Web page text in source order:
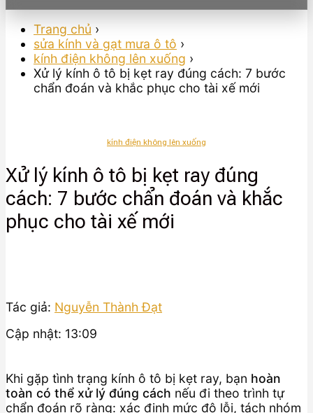
Trang chủ ›
sửa kính và gạt mưa ô tô ›
kính điện không lên xuống ›
Xử lý kính ô tô bị kẹt ray đúng cách: 7 bước
chẩn đoán và khắc phục cho tài xế mới
kính điện không lên xuống
Xử lý kính ô tô bị kẹt ray đúng
cách: 7 bước chẩn đoán và khắc
phục cho tài xế mới
Tác giả: Nguyễn Thành Đạt
Cập nhật: 13:09
Khi gặp tình trạng kính ô tô bị kẹt ray, bạn hoàn
toàn có thể xử lý đúng cách nếu đi theo trình tự
chẩn đoán rõ ràng: xác định mức độ lỗi, tách nhóm